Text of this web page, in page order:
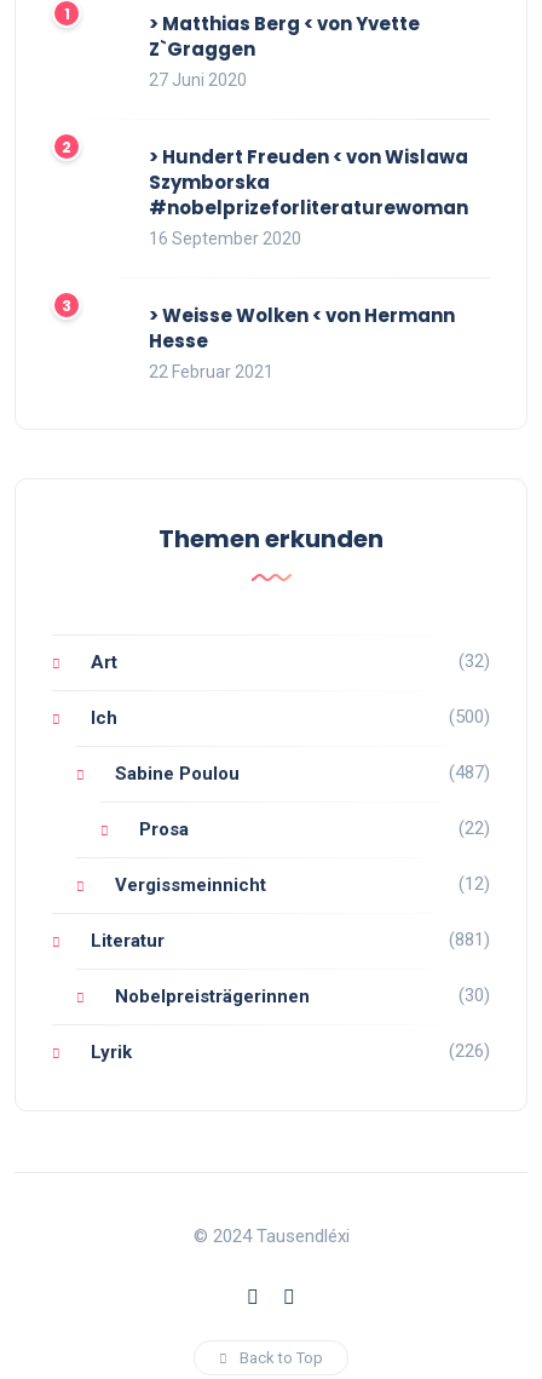
> Matthias Berg < von Yvette
Z`Graggen
27 Juni 2020
> Hundert Freuden < von Wislawa
Szymborska
#nobelprizeforliteraturewoman
16 September 2020
> Weisse Wolken < von Hermann
Hesse
22 Februar 2021
Themen erkunden
Art (32)
Ich (500)
Sabine Poulou (487)
Prosa (22)
Vergissmeinnicht (12)
Literatur (881)
Nobelpreisträgerinnen (30)
Lyrik (226)
© 2024 Tausendléxi
Back to Top